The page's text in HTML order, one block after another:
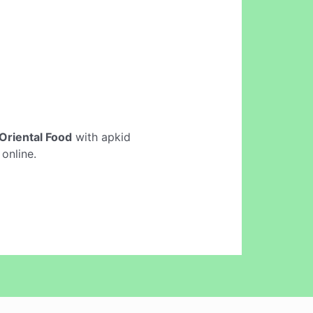
Food with apkid